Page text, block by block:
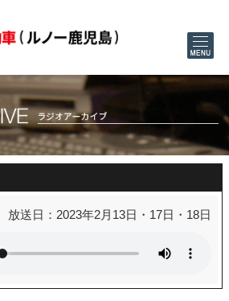
放送日：2023年2月13日・17日・18日